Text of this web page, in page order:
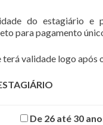
do estagiário e
para pagamento
validade logo após
De 26 até 30